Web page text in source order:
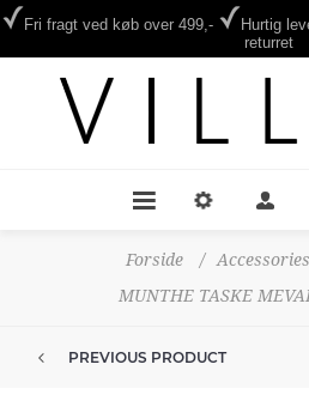
Fri fragt ved køb over 499,- Hurtig
returret
Forside / Accessories
MUNTHE TASKE
PREVIOUS PRODUCT